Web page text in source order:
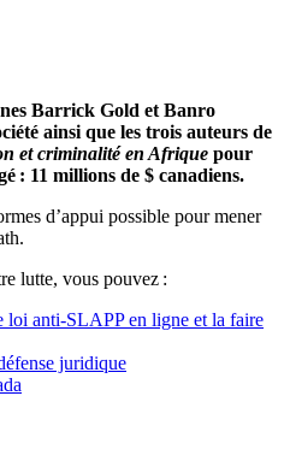
Barrick Gold et Banro
ainsi que les trois auteurs de
et criminalité en Afrique pour
: 11 millions de $ canadiens.
d’appui possible pour mener
lutte, vous pouvez :
loi anti-SLAPP en ligne et la faire
juridique